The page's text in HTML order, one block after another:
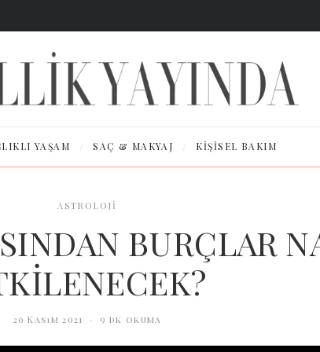
YAŞAM / SAÇ & MAKYAJ / KIŞISEL BAKIM
ASTROLOJİ
BURÇLAR
20 Kasım 2021 · 9 dk okuma